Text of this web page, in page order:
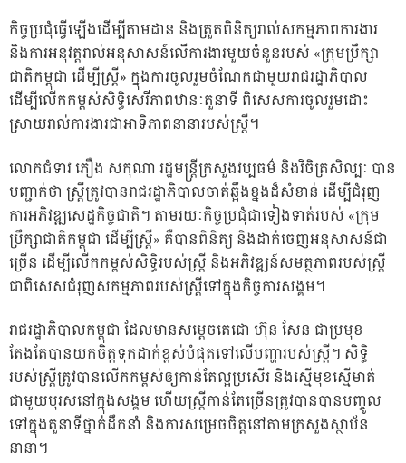
កិច្ចប្រជុំធ្វើឡើងដើម្បីតាមដាន និងត្រួតពិនិត្យរាល់សកម្មភាពការងារ
និងការអនុវត្តរាល់អនុសាសន៍លើការងារមួយចំនួនរបស់ «ក្រុមប្រឹក្សា
ជាតិកម្ពុជា ដើម្បីស្ត្រី» ក្នុងការចូលរួមចំណែកជាមួយរាជរដ្ឋាភិបាល
ដើម្បីលើកកម្ពស់សិទ្ធិសេរីភាពឋានៈតួនាទី ពិសេសការចូលរួមដោះ
ស្រាយរាល់ការងារជាអាទិភាពនានារបស់ស្ត្រី។
លោកជំទាវ ភឿង សកុណា រដ្ឋមន្ត្រីក្រសួងវប្បធម៌ និងវិចិត្រសិល្បៈ បាន
បញ្ជាក់ថា ស្ត្រីត្រូវបានរាជរដ្ឋាភិបាលចាត់ឆ្អឹងខ្នងដ៏សំខាន់ ដើម្បីជំរុញ
ការអភិវឌ្ឍសេដ្ឋកិច្ចជាតិ។ តាមរយៈកិច្ចប្រជុំជាទៀងទាត់របស់ «ក្រុម
ប្រឹក្សាជាតិកម្ពុជា ដើម្បីស្រ្តី» គឺបានពិនិត្យ និងដាក់ចេញអនុសាសន៍ជា
ច្រើន ដើម្បីលើកកម្ពស់សិទ្ធិរបស់ស្ត្រី និងអភិវឌ្ឍន៍សមត្ថភាពរបស់ស្ត្រី
ជាពិសេសជំរុញសកម្មភាពរបស់ស្ត្រីទៅក្នុងកិច្ចការសង្គម។
រាជរដ្ឋាភិបាលកម្ពុជា ដែលមានសម្តេចតេជោ ហ៊ុន សែន ជាប្រមុខ
តែងតែបានយកចិត្តទុកដាក់ខ្ពស់បំផុតទៅលើបញ្ហារបស់ស្ត្រី។ សិទ្ធិ
របស់ស្ត្រីត្រូវបានលើកកម្ពស់ឲ្យកាន់តែល្អប្រសើរ និងស្មើមុខស្មើមាត់
ជាមួយបុរសនៅក្នុងសង្គម ហើយស្ត្រីកាន់តែច្រើនត្រូវបានបានបញ្ចូល
ទៅក្នុងតួនាទីថ្នាក់ដឹកនាំ និងការសម្រេចចិត្តនៅតាមក្រសួងស្ថាប័ន
នានា។